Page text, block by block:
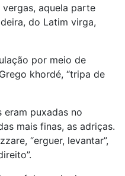
aquela parte
do Latim virga,
por meio de
khordé, “tripa de
puxadas no
mais finas, as adriças.
“erguer, levantar”,